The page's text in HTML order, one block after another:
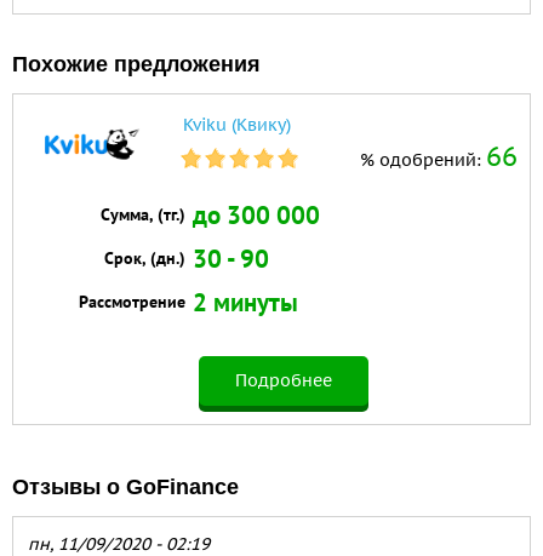
Похожие предложения
Kviku (Квику)
% одобрений: 66
Сумма, (тг.) до 300 000
Срок, (дн.) 30 - 90
Рассмотрение 2 минуты
Подробнее
Отзывы о GoFinance
пн, 11/09/2020 - 02:19